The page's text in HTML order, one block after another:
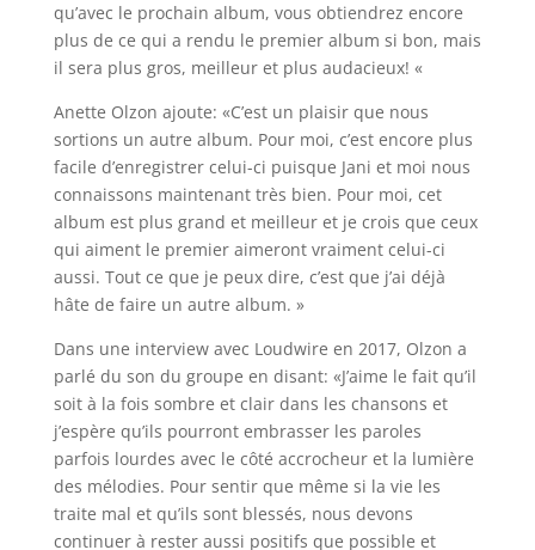
qu’avec le prochain album, vous obtiendrez encore
plus de ce qui a rendu le premier album si bon, mais
il sera plus gros, meilleur et plus audacieux! «
Anette Olzon ajoute: «C’est un plaisir que nous
sortions un autre album. Pour moi, c’est encore plus
facile d’enregistrer celui-ci puisque Jani et moi nous
connaissons maintenant très bien. Pour moi, cet
album est plus grand et meilleur et je crois que ceux
qui aiment le premier aimeront vraiment celui-ci
aussi. Tout ce que je peux dire, c’est que j’ai déjà
hâte de faire un autre album. »
Dans une interview avec Loudwire en 2017, Olzon a
parlé du son du groupe en disant: «J’aime le fait qu’il
soit à la fois sombre et clair dans les chansons et
j’espère qu’ils pourront embrasser les paroles
parfois lourdes avec le côté accrocheur et la lumière
des mélodies. Pour sentir que même si la vie les
traite mal et qu’ils sont blessés, nous devons
continuer à rester aussi positifs que possible et